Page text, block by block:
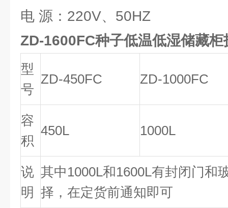
电 源：220V、50HZ
ZD-1600FC种子低温低湿储藏柜
型
号
ZD-450FC ZD-1000FC
容
积
450L 1000L
说
明
其中1000L和1600L有封闭门和
择，在定货前通知即可